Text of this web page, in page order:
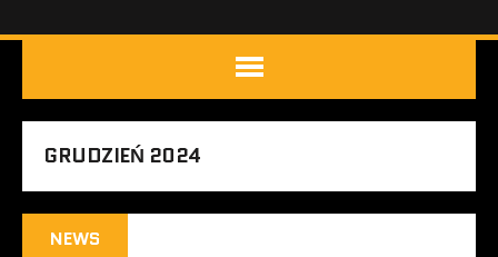
GRUDZIEŃ 2024
NEWS